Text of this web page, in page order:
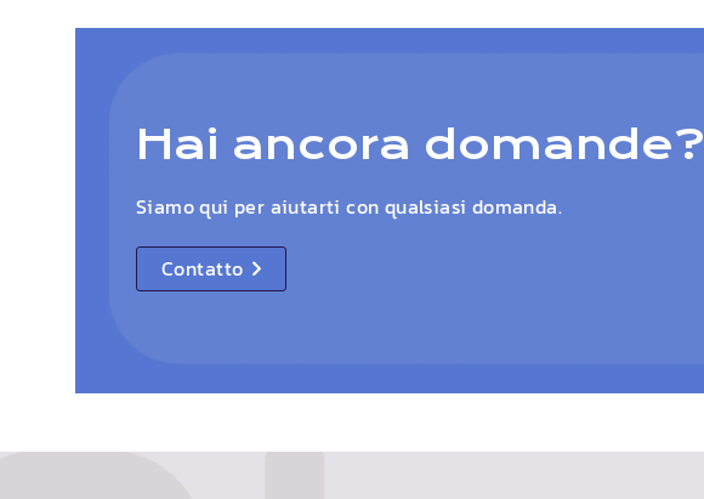
Hai ancora domande?
Siamo qui per aiutarti con qualsiasi domanda.
details
Contatto